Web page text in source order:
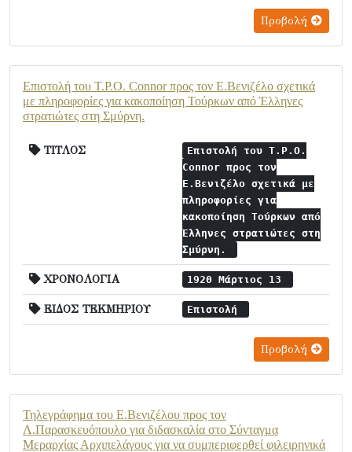
Προβολή
Επιστολή του T.P.O. Connor προς τον Ε.Βενιζέλο σχετικά
με πληροφορίες για κακοποίηση Τούρκων από Έλληνες
στρατιώτες στη Σμύρνη.
ΤΙΤΛΟΣ
Επιστολή του T.P.O.
Connor προς τον
Ε.Βενιζέλο σχετικά με
πληροφορίες για
κακοποίηση Τούρκων από
Έλληνες στρατιώτες στη
Σμύρνη.
ΧΡΟΝΟΛΟΓΙΑ 1920 Μάρτιος 13
ΕΙΔΟΣ ΤΕΚΜΗΡΙΟΥ Επιστολή
Προβολή
Τηλεγράφημα του Ε.Βενιζέλου προς τον
Λ.Παρασκευόπουλο για διδασκαλία στο Σύνταγμα
Μεραρχίας Αρχιπελάγους για να συμπεριφερθεί φιλειρηνικά